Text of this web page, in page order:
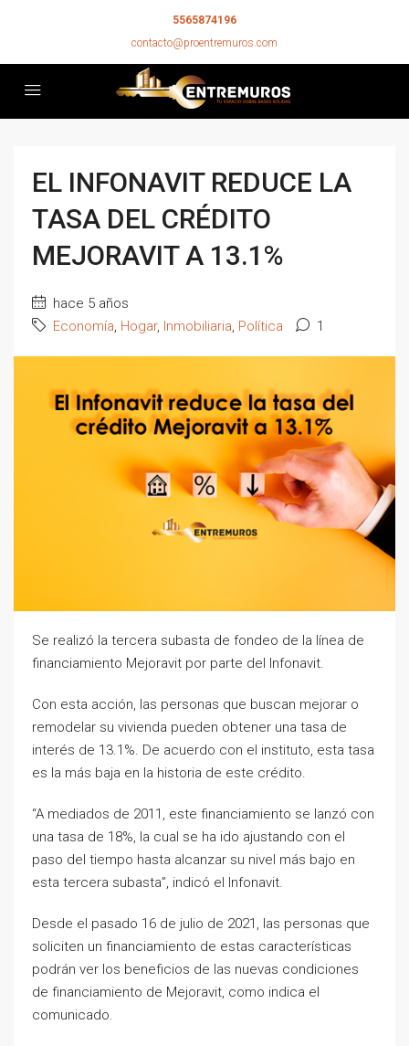
5565874196
contacto@proentremuros.com
EL INFONAVIT REDUCE LA
TASA DEL CRÉDITO
MEJORAVIT A 13.1%
hace 5 años
Economía, Hogar, Inmobiliaria, Política 1
Se realizó la tercera subasta de fondeo de la línea de
financiamiento Mejoravit por parte del Infonavit.
Con esta acción, las personas que buscan mejorar o
remodelar su vivienda pueden obtener una tasa de
interés de 13.1%. De acuerdo con el instituto, esta tasa
es la más baja en la historia de este crédito.
“A mediados de 2011, este financiamiento se lanzó con
una tasa de 18%, la cual se ha ido ajustando con el
paso del tiempo hasta alcanzar su nivel más bajo en
esta tercera subasta”, indicó el Infonavit.
Desde el pasado 16 de julio de 2021, las personas que
soliciten un financiamiento de estas características
podrán ver los beneficios de las nuevas condiciones
de financiamiento de Mejoravit, como indica el
comunicado.